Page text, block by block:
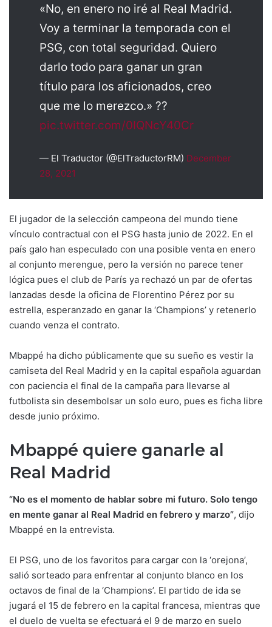
«No, en enero no iré al Real Madrid.
Voy a terminar la temporada con el
PSG, con total seguridad. Quiero
darlo todo para ganar un gran
título para los aficionados, creo
que me lo merezco.» ??
pic.twitter.com/0IQNcY40Cr
— El Traductor (@ElTraductorRM) December
28, 2021
El jugador de la selección campeona del mundo tiene
vínculo contractual con el PSG hasta junio de 2022. En el
país galo han especulado con una posible venta en enero
al conjunto merengue, pero la versión no parece tener
lógica pues el club de París ya rechazó un par de ofertas
lanzadas desde la oficina de Florentino Pérez por su
estrella, esperanzado en ganar la ‘Champions’ y retenerlo
cuando venza el contrato.
Mbappé ha dicho públicamente que su sueño es vestir la
camiseta del Real Madrid y en la capital española aguardan
con paciencia el final de la campaña para llevarse al
futbolista sin desembolsar un solo euro, pues es ficha libre
desde junio próximo.
Mbappé quiere ganarle al
Real Madrid
“No es el momento de hablar sobre mi futuro. Solo tengo
en mente ganar al Real Madrid en febrero y marzo”, dijo
Mbappé en la entrevista.
El PSG, uno de los favoritos para cargar con la ‘orejona’,
salió sorteado para enfrentar al conjunto blanco en los
octavos de final de la ‘Champions’. El partido de ida se
jugará el 15 de febrero en la capital francesa, mientras que
el duelo de vuelta se efectuará el 9 de marzo en suelo